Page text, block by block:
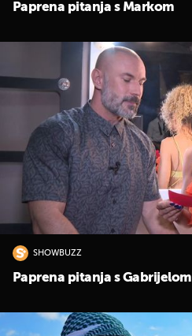
Paprena pitanja s Markom
SHOWBUZZ
Paprena pitanja s Gabrijelom